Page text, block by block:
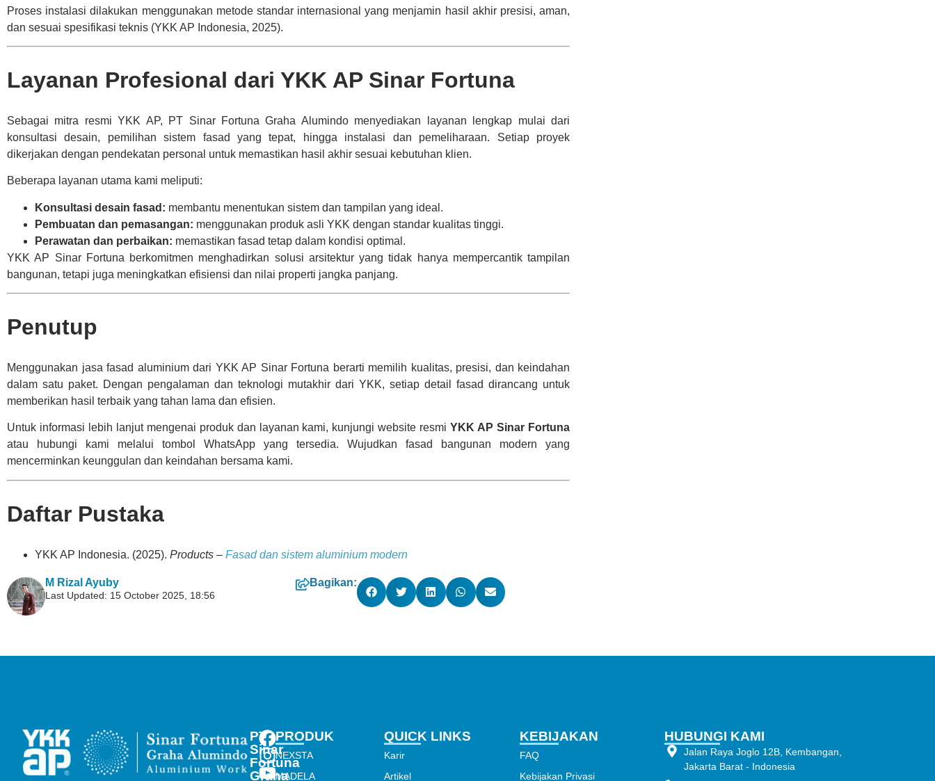
Proses instalasi dilakukan menggunakan metode standar internasional yang menjamin hasil akhir presisi, aman,
dan sesuai spesifikasi teknis (YKK AP Indonesia, 2025).
Layanan Profesional dari YKK AP Sinar Fortuna
Sebagai mitra resmi YKK AP, PT Sinar Fortuna Graha Alumindo menyediakan layanan lengkap mulai dari
konsultasi desain, pemilihan sistem fasad yang tepat, hingga instalasi dan pemeliharaan. Setiap proyek
dikerjakan dengan pendekatan personal untuk memastikan hasil akhir sesuai kebutuhan klien.
Beberapa layanan utama kami meliputi:
Konsultasi desain fasad: membantu menentukan sistem dan tampilan yang ideal.
Pembuatan dan pemasangan: menggunakan produk asli YKK dengan standar kualitas tinggi.
Perawatan dan perbaikan: memastikan fasad tetap dalam kondisi optimal.
YKK AP Sinar Fortuna berkomitmen menghadirkan solusi arsitektur yang tidak hanya mempercantik tampilan
bangunan, tetapi juga meningkatkan efisiensi dan nilai properti jangka panjang.
Penutup
Menggunakan jasa fasad aluminium dari YKK AP Sinar Fortuna berarti memilih kualitas, presisi, dan keindahan
dalam satu paket. Dengan pengalaman dan teknologi mutakhir dari YKK, setiap detail fasad dirancang untuk
memberikan hasil terbaik yang tahan lama dan efisien.
Untuk informasi lebih lanjut mengenai produk dan layanan kami, kunjungi website resmi YKK AP Sinar Fortuna
atau hubungi kami melalui tombol WhatsApp yang tersedia. Wujudkan fasad bangunan modern yang
mencerminkan keunggulan dan keindahan bersama kami.
Daftar Pustaka
YKK AP Indonesia. (2025). Products – Fasad dan sistem aluminium modern
M Rizal Ayuby
Last Updated: 15 October 2025, 18:56
Bagikan:
PT
Sinar
Fortuna
Graha
PRODUK
NEXSTA
MADELA
QUICK LINKS
Karir
Artikel
KEBIJAKAN
FAQ
Kebijakan Privasi
HUBUNGI KAMI
Jalan Raya Joglo 12B, Kembangan,
Jakarta Barat - Indonesia